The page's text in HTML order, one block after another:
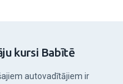
kursi Babītē
autovadītājiem ir